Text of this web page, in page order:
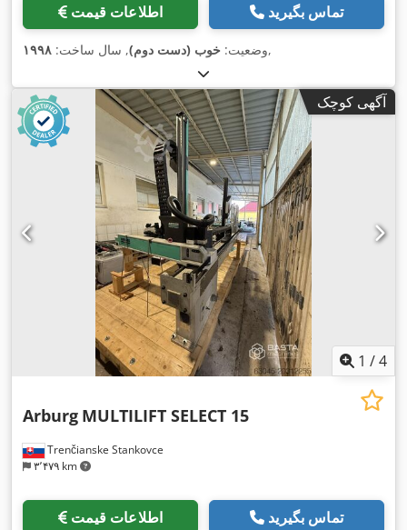
اطلاعات قیمت تماس بگیرید
وضعیت: خوب (دست دوم), سال ساخت: ۱۹۹۸ ,
آگهی کوچک
1 /4
Trenčianske Stankovce
۳٬۴۷۹ km
Arburg MULTILIFT SELECT 15
اطلاعات قیمت تماس بگیرید